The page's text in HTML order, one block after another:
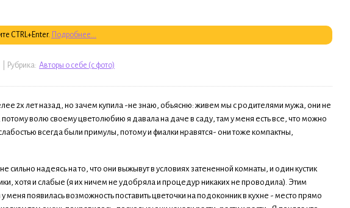
CTRL+Enter. Подробнее...
| Рубрика: Авторы о себе (с фото)
2х лет назад, но зачем купила -не знаю, обьясню: живем мы с родителями мужа, они не
волю своему цветолюбию я давала на даче в саду, там у меня есть все, что можно
всегда были примулы, потому и фиалки нравятся- они тоже компактны,
сильно надеясь на то, что они выжывут в условиях затененной комнаты, и один кустик
хотя и слабые (я их ничем не удобряла и процедур никаких не проводила). Этим
появилась возможность поставить цветочки на подоконник в кухне - место прямо